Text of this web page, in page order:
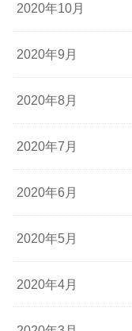
2020年10月
2020年9月
2020年8月
2020年7月
2020年6月
2020年5月
2020年4月